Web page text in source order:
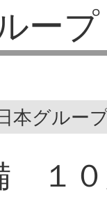
ープ
本グルー
１